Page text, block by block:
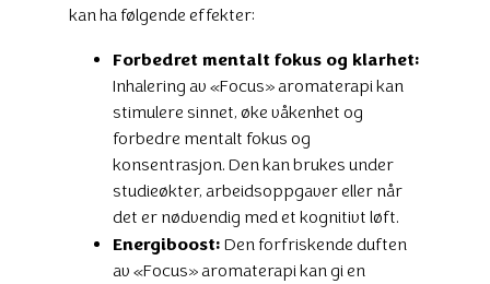
kan ha følgende effekter:
Forbedret mentalt fokus og klarhet:
Inhalering av «Focus» aromaterapi kan
stimulere sinnet, øke våkenhet og
forbedre mentalt fokus og
konsentrasjon. Den kan brukes under
studieøkter, arbeidsoppgaver eller når
det er nødvendig med et kognitivt løft.
Energiboost: Den forfriskende duften
av «Focus» aromaterapi kan gi en